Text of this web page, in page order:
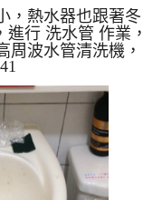
，熱水器也跟著冬
行 洗水管 作業，
周波水管清洗機，
15分，開啟 水管清
管就是棕色髒水，
影片，兩個小時
來水，如水管老
來的水就會是咖啡
結成黑色管垢，洗
出綠色的水，是因
...